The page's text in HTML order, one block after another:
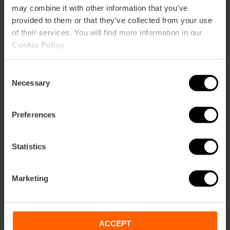
may combine it with other information that you’ve
provided to them or that they’ve collected from your use
of their services. You will find more information in our
Cookie Policy
Selection
Necessary
Preferences
Statistics
Marketing
ACCEPT
Cómo llegar
L4
95
Plaza Manises, 7 46003 València